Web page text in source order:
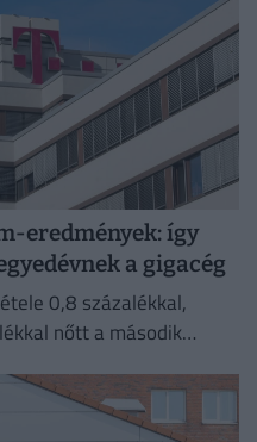
eredmények: így
a gigacég
0,8 százalékkal,
nőtt a második